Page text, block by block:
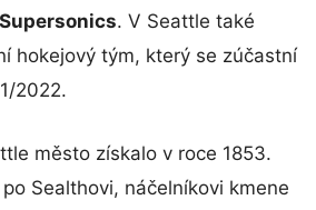
Supersonics. V Seattle také
hokejový tým, který se zúčastní
2022.
město získalo v roce 1853.
Sealthovi, náčelníkovi kmene